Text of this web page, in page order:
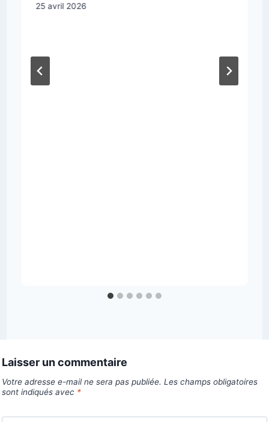
25 avril 2026
Laisser un commentaire
Votre adresse e-mail ne sera pas publiée. Les champs obligatoires
sont indiqués avec *